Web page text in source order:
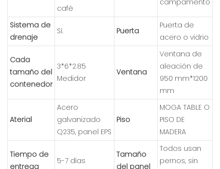
café
campamento
Sistema de
drenaje
Sí. Puerta
Puerta de
acero o vidrio
Cada
tamaño del
contenedor
3*6*2.85
Medidor
Ventana
Ventana de
aleación de
950 mm*1200
mm
Aterial
Acero
galvanizado
Q235, panel EPS
Piso
MOGA TABLE O
PISO DE
MADERA
Tiempo de
entrega
5-7 días
Tamaño
del panel
Todos usan
pernos, sin